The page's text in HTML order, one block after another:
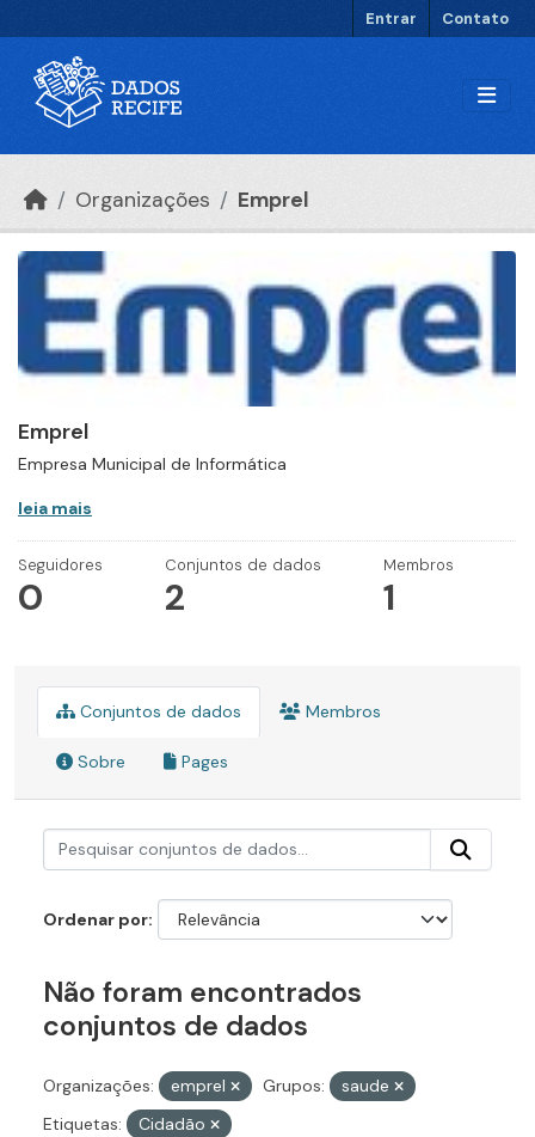
Entrar Contato
Organizações Emprel
Emprel
Empresa Municipal de Informática
leia mais
Seguidores
0
Conjuntos de dados
2
Membros
1
Conjuntos de dados Membros
Sobre Pages
Ordenar por
Não foram encontrados
conjuntos de dados
Organizações: emprel Grupos:
saude
Etiquetas:
Cidadão